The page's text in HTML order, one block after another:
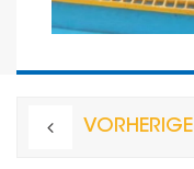
VORHERIGE